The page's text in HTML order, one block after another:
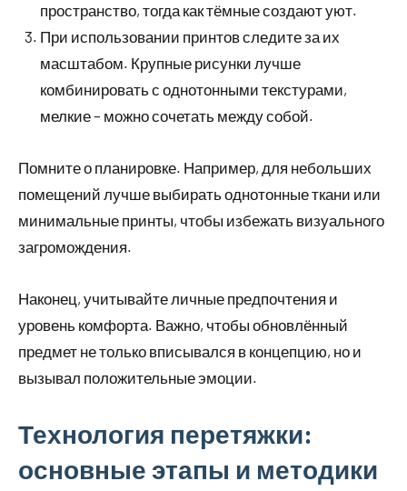
пространство, тогда как тёмные создают уют.
При использовании принтов следите за их
масштабом. Крупные рисунки лучше
комбинировать с однотонными текстурами,
мелкие – можно сочетать между собой.
Помните о планировке. Например, для небольших
помещений лучше выбирать однотонные ткани или
минимальные принты, чтобы избежать визуального
загромождения.
Наконец, учитывайте личные предпочтения и
уровень комфорта. Важно, чтобы обновлённый
предмет не только вписывался в концепцию, но и
вызывал положительные эмоции.
Технология перетяжки:
основные этапы и методики